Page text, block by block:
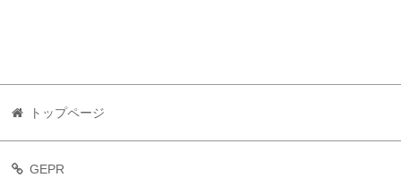
トップページ
GEPR